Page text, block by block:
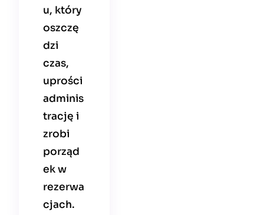
u, który
oszczę
dzi
czas,
uprości
adminis
trację i
zrobi
porząd
ek w
rezerwa
cjach.